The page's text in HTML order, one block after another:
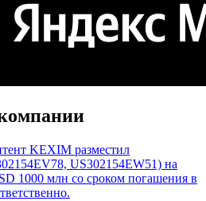
KEXIM разместил
US302154EW51) на
1000 млн со сроком погашения в